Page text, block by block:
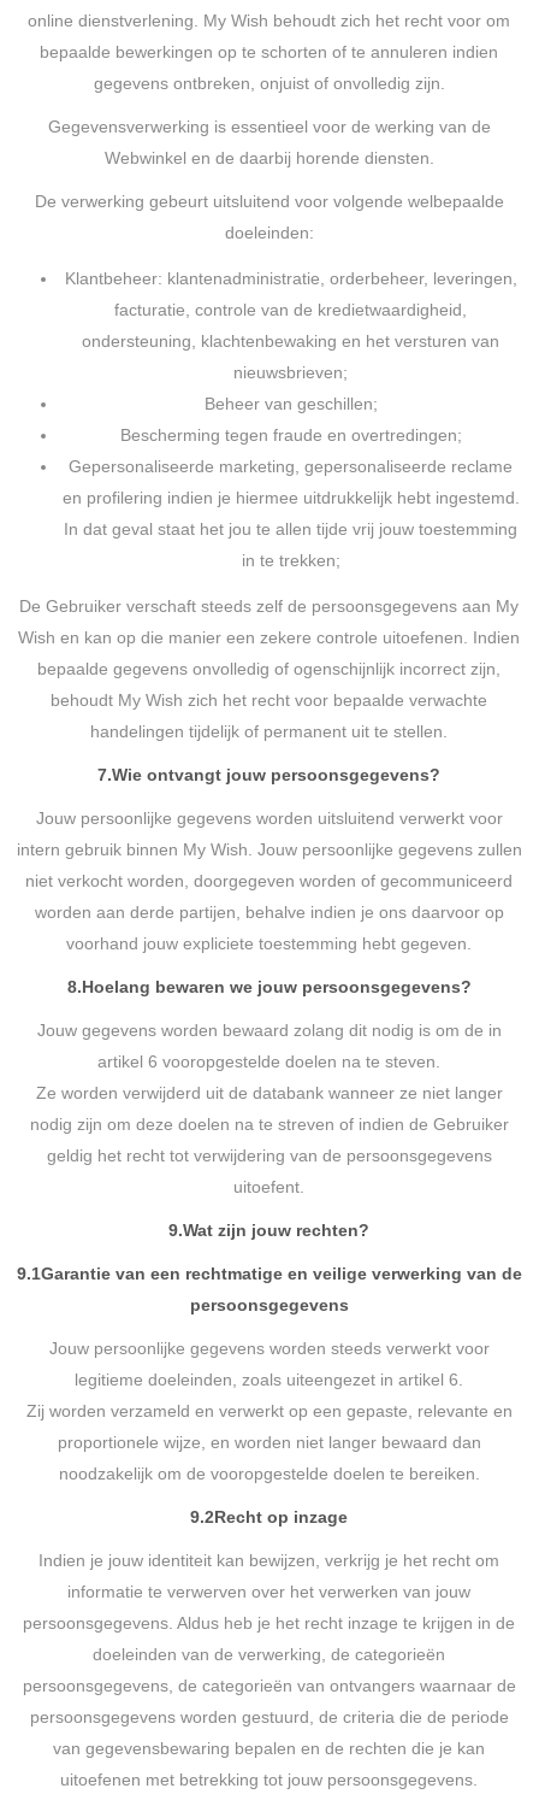
online dienstverlening. My Wish behoudt zich het recht voor om
bepaalde bewerkingen op te schorten of te annuleren indien
gegevens ontbreken, onjuist of onvolledig zijn.
Gegevensverwerking is essentieel voor de werking van de
Webwinkel en de daarbij horende diensten.
De verwerking gebeurt uitsluitend voor volgende welbepaalde
doeleinden:
Klantbeheer: klantenadministratie, orderbeheer, leveringen,
facturatie, controle van de kredietwaardigheid,
ondersteuning, klachtenbewaking en het versturen van
nieuwsbrieven;
Beheer van geschillen;
Bescherming tegen fraude en overtredingen;
Gepersonaliseerde marketing, gepersonaliseerde reclame
en profilering indien je hiermee uitdrukkelijk hebt ingestemd.
In dat geval staat het jou te allen tijde vrij jouw toestemming
in te trekken;
De Gebruiker verschaft steeds zelf de persoonsgegevens aan My
Wish en kan op die manier een zekere controle uitoefenen. Indien
bepaalde gegevens onvolledig of ogenschijnlijk incorrect zijn,
behoudt My Wish zich het recht voor bepaalde verwachte
handelingen tijdelijk of permanent uit te stellen.
7.Wie ontvangt jouw persoonsgegevens?
Jouw persoonlijke gegevens worden uitsluitend verwerkt voor
intern gebruik binnen My Wish. Jouw persoonlijke gegevens zullen
niet verkocht worden, doorgegeven worden of gecommuniceerd
worden aan derde partijen, behalve indien je ons daarvoor op
voorhand jouw expliciete toestemming hebt gegeven.
8.Hoelang bewaren we jouw persoonsgegevens?
Jouw gegevens worden bewaard zolang dit nodig is om de in
artikel 6 vooropgestelde doelen na te steven.
Ze worden verwijderd uit de databank wanneer ze niet langer
nodig zijn om deze doelen na te streven of indien de Gebruiker
geldig het recht tot verwijdering van de persoonsgegevens
uitoefent.
9.Wat zijn jouw rechten?
9.1Garantie van een rechtmatige en veilige verwerking van de
persoonsgegevens
Jouw persoonlijke gegevens worden steeds verwerkt voor
legitieme doeleinden, zoals uiteengezet in artikel 6.
Zij worden verzameld en verwerkt op een gepaste, relevante en
proportionele wijze, en worden niet langer bewaard dan
noodzakelijk om de vooropgestelde doelen te bereiken.
9.2Recht op inzage
Indien je jouw identiteit kan bewijzen, verkrijg je het recht om
informatie te verwerven over het verwerken van jouw
persoonsgegevens. Aldus heb je het recht inzage te krijgen in de
doeleinden van de verwerking, de categorieën
persoonsgegevens, de categorieën van ontvangers waarnaar de
persoonsgegevens worden gestuurd, de criteria die de periode
van gegevensbewaring bepalen en de rechten die je kan
uitoefenen met betrekking tot jouw persoonsgegevens.